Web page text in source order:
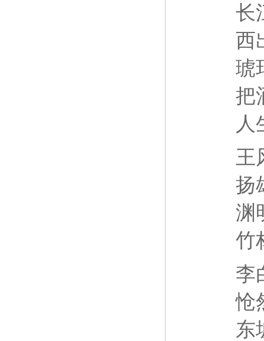
长
西
琥
把
人
王
扬
渊
竹
李
怆
东